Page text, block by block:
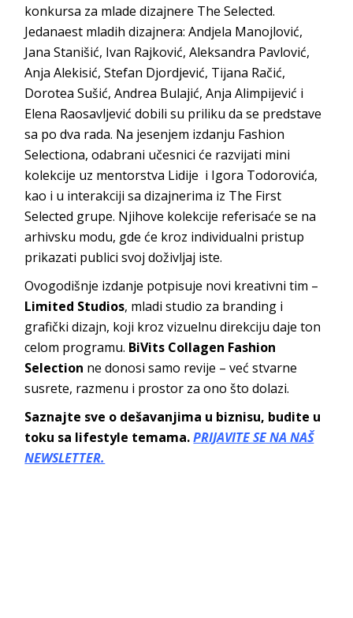
konkursa za mlade dizajnere The Selected.
Jedanaest mladih dizajnera: Andjela Manojlović,
Jana Stanišić, Ivan Rajković, Aleksandra Pavlović,
Anja Alekisić, Stefan Djordjević, Tijana Račić,
Dorotea Sušić, Andrea Bulajić, Anja Alimpijević i
Elena Raosavljević dobili su priliku da se predstave
sa po dva rada. Na jesenjem izdanju Fashion
Selectiona, odabrani učesnici će razvijati mini
kolekcije uz mentorstva Lidije i Igora Todorovića,
kao i u interakciji sa dizajnerima iz The First
Selected grupe. Njihove kolekcije referisaće se na
arhivsku modu, gde će kroz individualni pristup
prikazati publici svoj doživljaj iste.
Ovogodišnje izdanje potpisuje novi kreativni tim –
Limited Studios, mladi studio za branding i
grafički dizajn, koji kroz vizuelnu direkciju daje ton
celom programu. BiVits Collagen Fashion
Selection ne donosi samo revije – već stvarne
susrete, razmenu i prostor za ono što dolazi.
Saznajte sve o dešavanjima u biznisu, budite u
toku sa lifestyle temama.PRIJAVITE SE NA NAŠ
NEWSLETTER.